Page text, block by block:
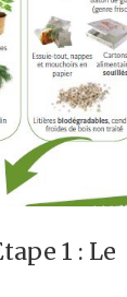
1 : Le